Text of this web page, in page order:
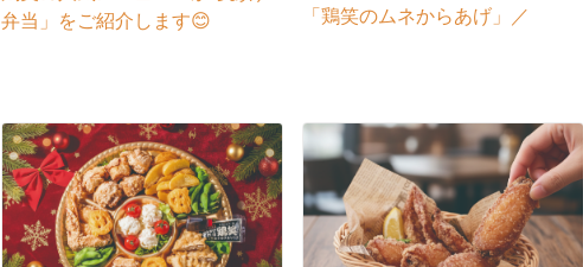
弁当」をご紹介します😊
「鶏笑のムネからあげ」／